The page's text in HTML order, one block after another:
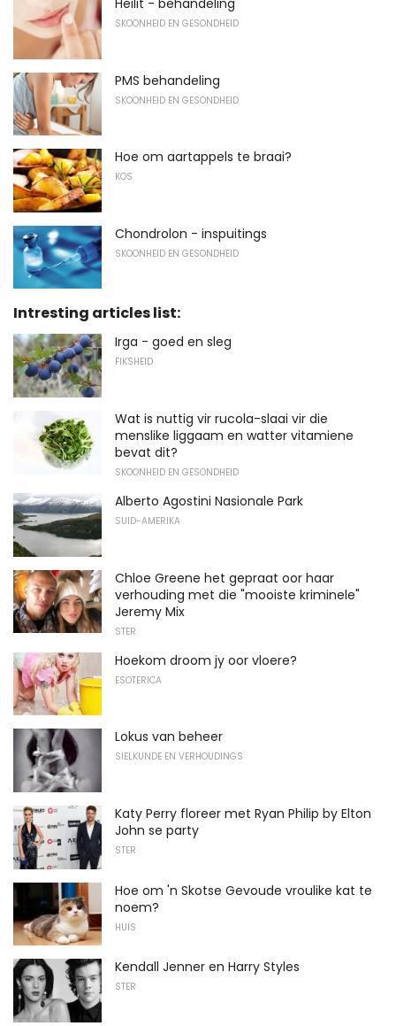
SKOONHEID EN GESONDHEID
PMS behandeling
SKOONHEID EN GESONDHEID
Hoe om aartappels te braai?
KOS
Chondrolon - inspuitings
SKOONHEID EN GESONDHEID
Intresting articles list:
Irga - goed en sleg
FIKSHEID
Wat is nuttig vir rucola-slaai vir die
menslike liggaam en watter vitamiene
bevat dit?
SKOONHEID EN GESONDHEID
Alberto Agostini Nasionale Park
SUID-AMERIKA
Chloe Greene het gepraat oor haar
verhouding met die "mooiste kriminele"
Jeremy Mix
STER
Hoekom droom jy oor vloere?
ESOTERICA
Lokus van beheer
SIELKUNDE EN VERHOUDINGS
Katy Perry floreer met Ryan Philip by Elton
John se party
STER
Hoe om 'n Skotse Gevoude vroulike kat te
noem?
HUIS
Kendall Jenner en Harry Styles
STER